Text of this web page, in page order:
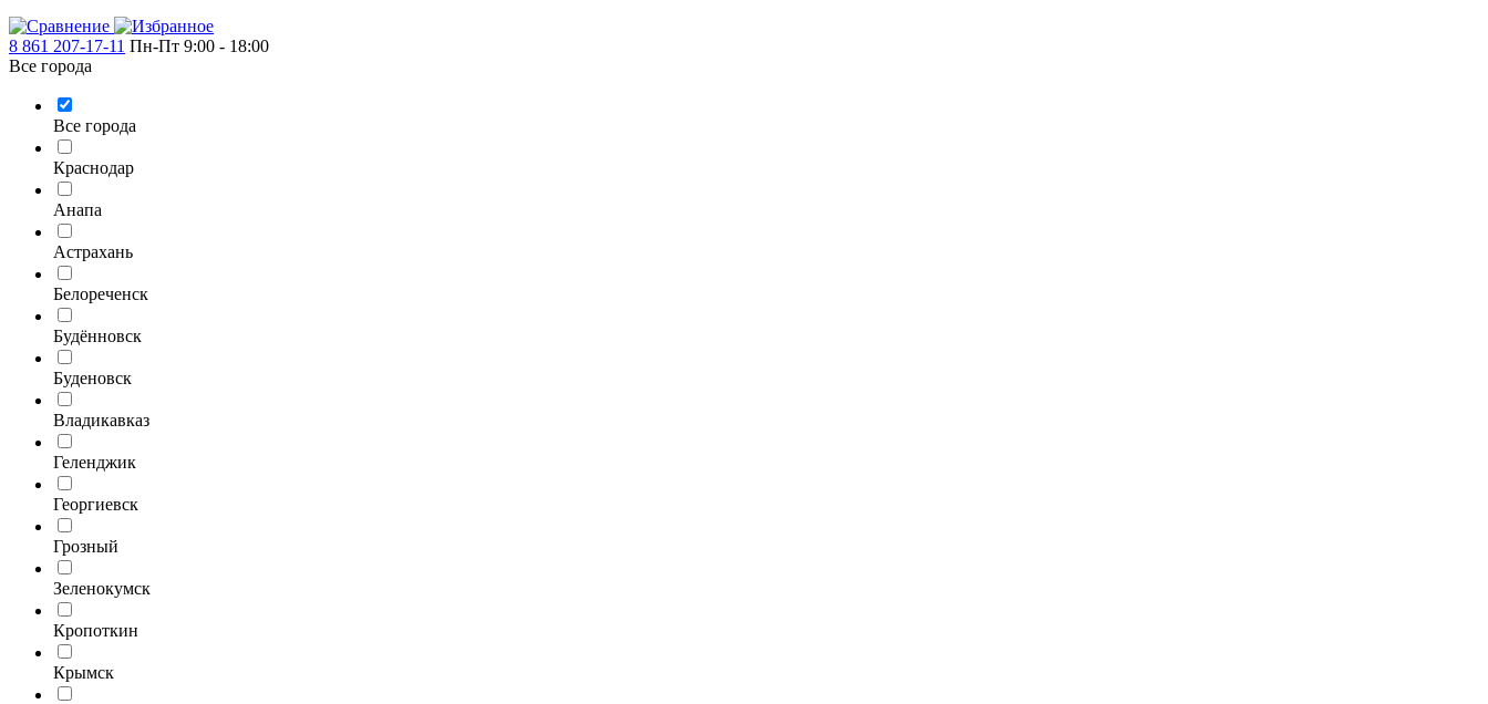
8 861 207-17-11 Пн-Пт 9:00 - 18:00
Все города
Все города
Краснодар
Анапа
Астрахань
Белореченск
Будённовск
Буденовск
Владикавказ
Геленджик
Георгиевск
Грозный
Зеленокумск
Кропоткин
Крымск